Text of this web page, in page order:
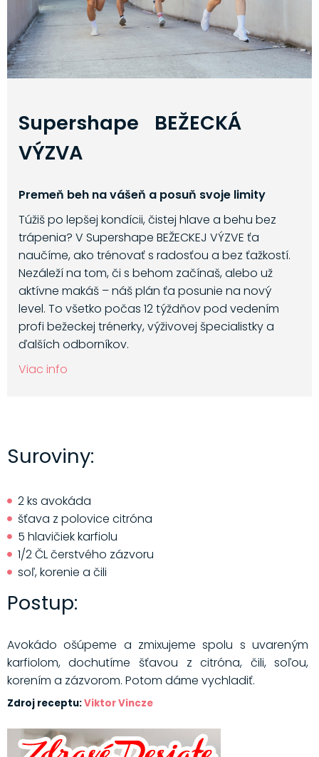
Supershape BEŽECKÁ
VÝZVA
Premeň beh na vášeň a posuň svoje limity
Túžiš po lepšej kondícii, čistej hlave a behu bez
trápenia? V Supershape BEŽECKEJ VÝZVE ťa
naučíme, ako trénovať s radosťou a bez ťažkostí.
Nezáleží na tom, či s behom začínaš, alebo už
aktívne makáš – náš plán ťa posunie na nový
level. To všetko počas 12 týždňov pod vedením
profi bežeckej trénerky, výživovej špecialistky a
ďalších odborníkov.
Viac info
Suroviny:
2 ks avokáda
šťava z polovice citróna
5 hlavičiek karfiolu
1/2 ČL čerstvého zázvoru
soľ, korenie a čili
Postup:
Avokádo ošúpeme a zmixujeme spolu s uvareným
karfiolom, dochutíme šťavou z citróna, čili, soľou,
korením a zázvorom. Potom dáme vychladiť.
Zdroj receptu:Viktor Vincze